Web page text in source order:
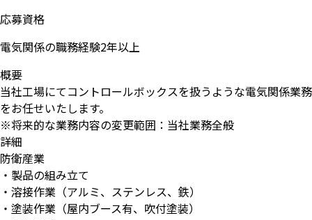
応募資格
電気関係の職務経験2年以上
概要
当社工場にてコントロールボックスを扱うような電気関係業務
をお任せいたします。
※将来的な業務内容の変更範囲：当社業務全般
詳細
防衛産業
・製品の組み立て
・溶接作業（アルミ、ステンレス、鉄）
・塗装作業（屋内ブース有、吹付塗装）